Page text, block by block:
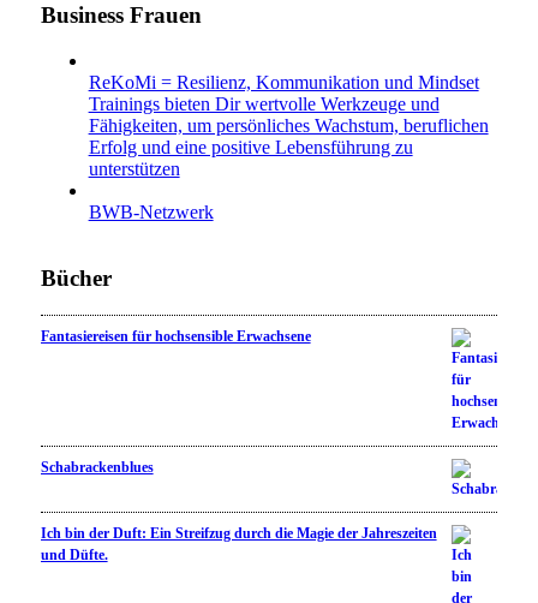
Business Frauen
ReKoMi = Resilienz, Kommunikation und Mindset
Trainings bieten Dir wertvolle Werkzeuge und
Fähigkeiten, um persönliches Wachstum, beruflichen
Erfolg und eine positive Lebensführung zu
unterstützen
BWB-Netzwerk
Bücher
Fantasiereisen für hochsensible Erwachsene
Schabrackenblues
Ich bin der Duft: Ein Streifzug durch die Magie der Jahreszeiten
und Düfte.